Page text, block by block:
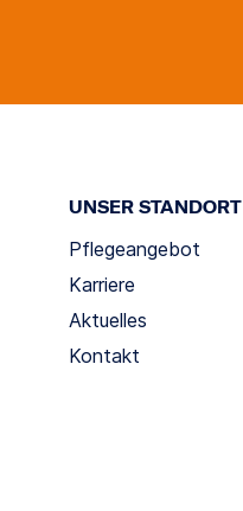
UNSER STANDORT
Pflegeangebot
Karriere
Aktuelles
Kontakt